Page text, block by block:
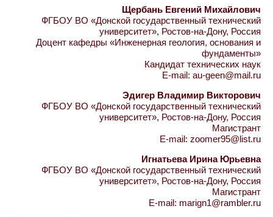
Щербань Евгений Михайлович
ФГБОУ ВО «Донской государственный технический
университет», Ростов-на-Дону, Россия
Доцент кафедры «Инженерная геология, основания и
фундаменты»
Кандидат технических наук
E-mail: au-geen@mail.ru
Эдигер Владимир Викторович
ФГБОУ ВО «Донской государственный технический
университет», Ростов-на-Дону, Россия
Магистрант
E-mail: zoomer95@list.ru
Игнатьева Ирина Юрьевна
ФГБОУ ВО «Донской государственный технический
университет», Ростов-на-Дону, Россия
Магистрант
E-mail: marign1@rambler.ru